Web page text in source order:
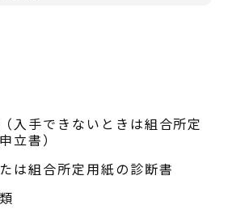
入手できないときは組合所定
立書）
は組合所定用紙の診断書